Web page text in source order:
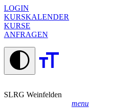
LOGIN
KURSKALENDER
KURSE
ANFRAGEN
SLRG Weinfelden
menu